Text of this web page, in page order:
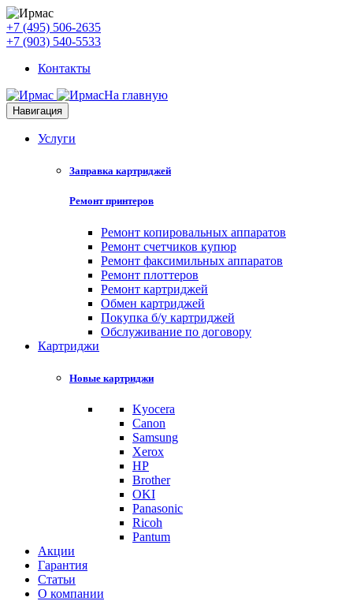
+7 (495) 506-2635
+7 (903) 540-5533
Контакты
На главную
Навигация
Услуги
Заправка картриджей
Ремонт принтеров
Ремонт копировальных аппаратов
Ремонт счетчиков купюр
Ремонт факсимильных аппаратов
Ремонт плоттеров
Ремонт картриджей
Обмен картриджей
Покупка б/у картриджей
Обслуживание по договору
Картриджи
Новые картриджи
Kyocera
Canon
Samsung
Xerox
HP
Brother
OKI
Panasonic
Ricoh
Pantum
Акции
Гарантия
Статьи
О компании